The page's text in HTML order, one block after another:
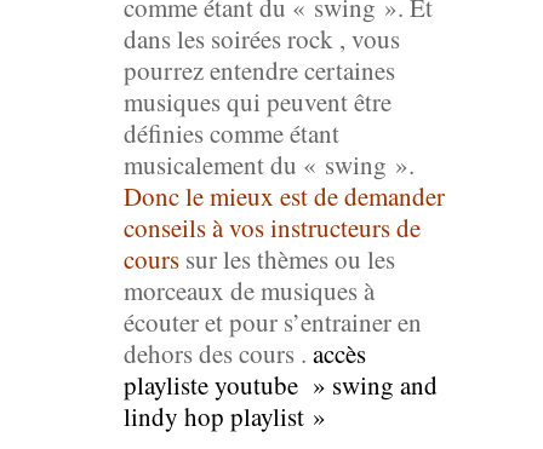
comme étant du « swing ». Et
dans les soirées rock , vous
pourrez entendre certaines
musiques qui peuvent être
définies comme étant
musicalement du « swing ».
Donc le mieux est de demander
conseils à vos instructeurs de
courssur les thèmes ou les
morceaux de musiques à
écouter et pour s’entrainer en
dehors des cours . accès
playliste youtube » swing and
lindy hop playlist »